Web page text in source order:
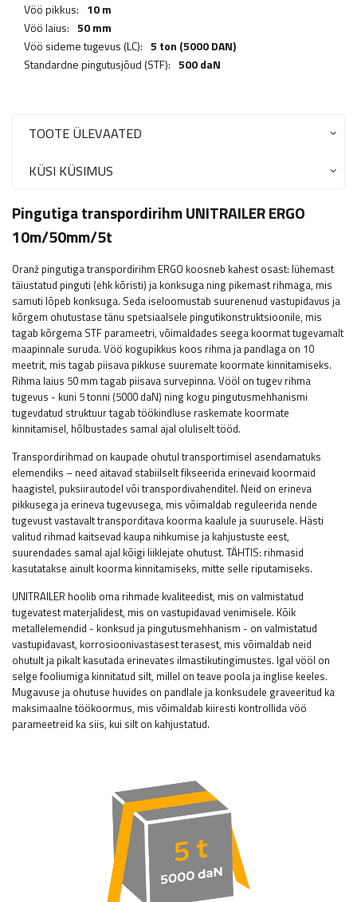
Vöö pikkus: 10 m
Vöö laius: 50 mm
Vöö sideme tugevus (LC): 5 ton (5000 DAN)
Standardne pingutusjõud (STF): 500 daN
TOOTE ÜLEVAATED
KÜSI KÜSIMUS
Pingutiga transpordirihm UNITRAILER ERGO
10m/50mm/5t
Oranž pingutiga transpordirihm ERGO koosneb kahest osast: lühemast
täiustatud pinguti (ehk kõristi) ja konksuga ning pikemast rihmaga, mis
samuti lõpeb konksuga. Seda iseloomustab suurenenud vastupidavus ja
kõrgem ohutustase tänu spetsiaalsele pingutikonstruktsioonile, mis
tagab kõrgema STF parameetri, võimaldades seega koormat tugevamalt
maapinnale suruda. Vöö kogupikkus koos rihma ja pandlaga on 10
meetrit, mis tagab piisava pikkuse suuremate koormate kinnitamiseks.
Rihma laius 50 mm tagab piisava survepinna. Vööl on tugev rihma
tugevus - kuni 5 tonni (5000 daN) ning kogu pingutusmehhanismi
tugevdatud struktuur tagab töökindluse raskemate koormate
kinnitamisel, hõlbustades samal ajal oluliselt tööd.
Transpordirihmad on kaupade ohutul transportimisel asendamatuks
elemendiks – need aitavad stabiilselt fikseerida erinevaid koormaid
haagistel, puksiirautodel või transpordivahenditel. Neid on erineva
pikkusega ja erineva tugevusega, mis võimaldab reguleerida nende
tugevust vastavalt transporditava koorma kaalule ja suurusele. Hästi
valitud rihmad kaitsevad kaupa nihkumise ja kahjustuste eest,
suurendades samal ajal kõigi liiklejate ohutust. TÄHTIS: rihmasid
kasutatakse ainult koorma kinnitamiseks, mitte selle riputamiseks.
UNITRAILER hoolib oma rihmade kvaliteedist, mis on valmistatud
tugevatest materjalidest, mis on vastupidavad venimisele. Kõik
metallelemendid - konksud ja pingutusmehhanism - on valmistatud
vastupidavast, korrosioonivastasest terasest, mis võimaldab neid
ohutult ja pikalt kasutada erinevates ilmastikutingimustes. Igal vööl on
selge fooliumiga kinnitatud silt, millel on teave poola ja inglise keeles.
Mugavuse ja ohutuse huvides on pandlale ja konksudele graveeritud ka
maksimaalne töökoormus, mis võimaldab kiiresti kontrollida vöö
parameetreid ka siis, kui silt on kahjustatud.